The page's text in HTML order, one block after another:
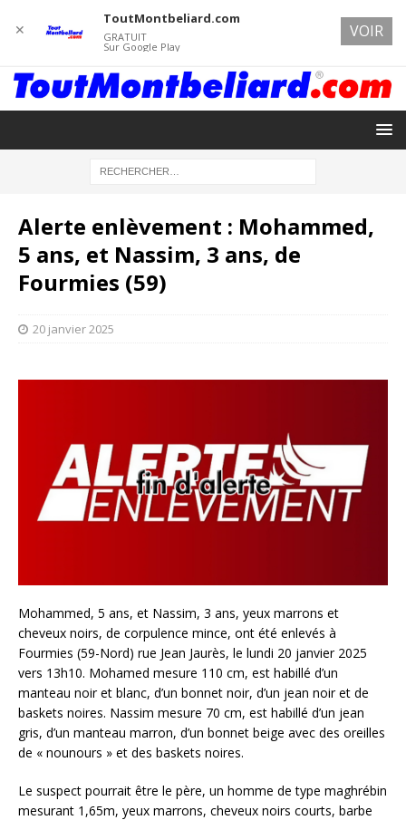
Alerte enlèvement : Mohammed,
5 ans, et Nassim, 3 ans, de
Fourmies (59)
20 janvier 2025
Mohammed, 5 ans, et Nassim, 3 ans, yeux marrons et
cheveux noirs, de corpulence mince, ont été enlevés à
Fourmies (59-Nord) rue Jean Jaurès, le lundi 20 janvier 2025
vers 13h10. Mohamed mesure 110 cm, est habillé d’un
manteau noir et blanc, d’un bonnet noir, d’un jean noir et de
baskets noires. Nassim mesure 70 cm, est habillé d’un jean
gris, d’un manteau marron, d’un bonnet beige avec des oreilles
de « nounours » et des baskets noires.
Le suspect pourrait être le père, un homme de type maghrébin
mesurant 1,65m, yeux marrons, cheveux noirs courts, barbe
✕
ToutMontbeliard.com
GRATUIT
Sur Google Play
VOIR